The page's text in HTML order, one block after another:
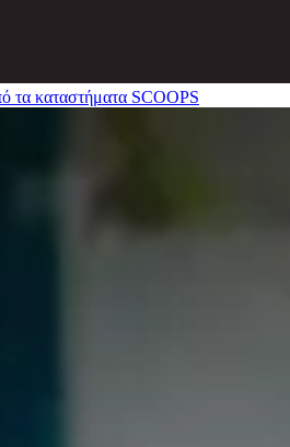
τα καταστήματα SCOOPS